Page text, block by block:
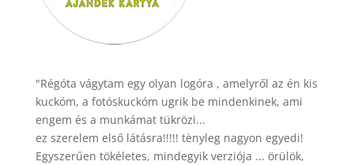
"Régóta vágytam egy olyan logóra , amelyről az én kis
kuckóm, a fotóskuckóm ugrik be mindenkinek, ami
engem és a munkámat tükrözi...
ez szerelem első látásra!!!!! tènyleg nagyon egyedi!
Egyszerűen tökéletes, mindegyik verziója ... örülök,